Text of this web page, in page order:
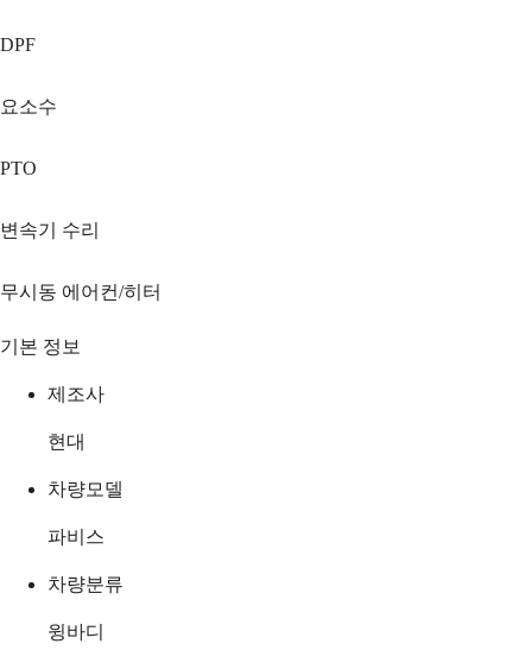
DPF
요소수
PTO
변속기 수리
무시동 에어컨/히터
기본 정보
제조사
현대
차량모델
파비스
차량분류
윙바디